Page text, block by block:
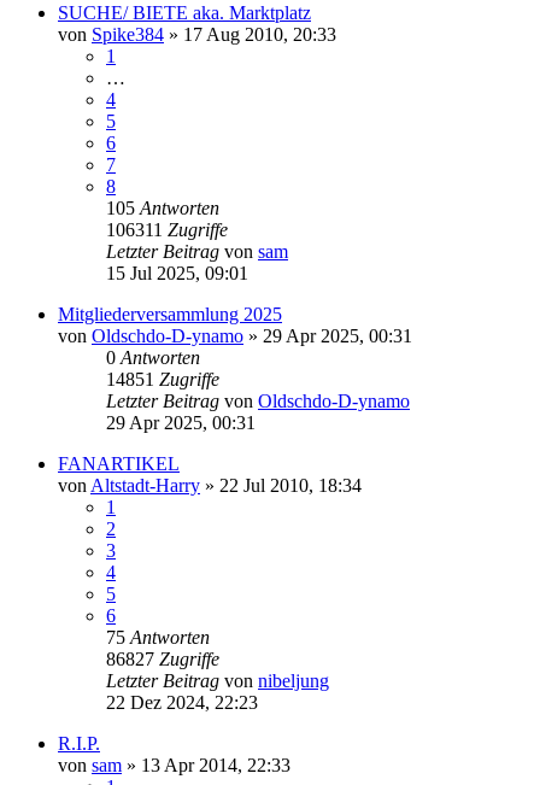
SUCHE/ BIETE aka. Marktplatz
von Spike384 » 17 Aug 2010, 20:33
1
…
4
5
6
7
8
105 Antworten
106311 Zugriffe
Letzter Beitrag von sam
15 Jul 2025, 09:01
Mitgliederversammlung 2025
von Oldschdo-D-ynamo » 29 Apr 2025, 00:31
0 Antworten
14851 Zugriffe
Letzter Beitrag von Oldschdo-D-ynamo
29 Apr 2025, 00:31
FANARTIKEL
von Altstadt-Harry » 22 Jul 2010, 18:34
1
2
3
4
5
6
75 Antworten
86827 Zugriffe
Letzter Beitrag von nibeljung
22 Dez 2024, 22:23
R.I.P.
von sam » 13 Apr 2014, 22:33